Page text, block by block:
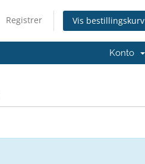
Registrer Vis bestillingskurv
Konto